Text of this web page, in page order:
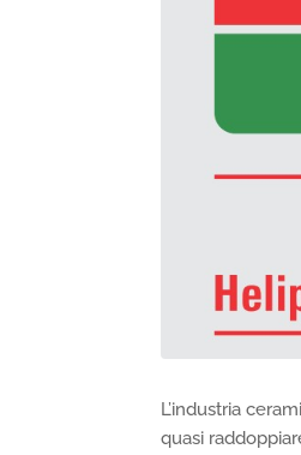
L’industria
quasi